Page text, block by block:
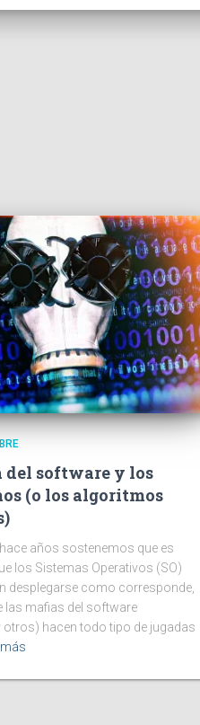
del software y los
(o los algoritmos
años sostenemos que es
los Sistemas Operativos (SO)
desplegarse como corresponde,
las mafias del software
hacen todo tipo de jugadas
más